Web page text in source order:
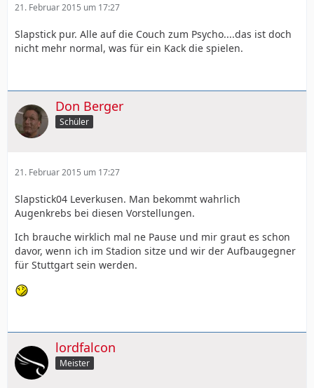
21. Februar 2015 um 17:27
Slapstick pur. Alle auf die Couch zum Psycho....das ist doch
nicht mehr normal, was für ein Kack die spielen.
Don Berger
Schüler
21. Februar 2015 um 17:27
Slapstick04 Leverkusen. Man bekommt wahrlich
Augenkrebs bei diesen Vorstellungen.
Ich brauche wirklich mal ne Pause und mir graut es schon
davor, wenn ich im Stadion sitze und wir der Aufbaugegner
für Stuttgart sein werden.
lordfalcon
Meister